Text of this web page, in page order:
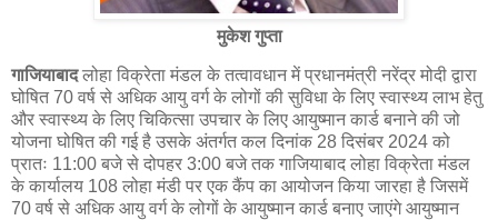
मुकेश गुप्ता
गाजियाबादलोहा विक्रेता मंडल के तत्वावधान में प्रधानमंत्री नरेंद्र मोदी द्वारा
घोषित 70 वर्ष से अधिक आयु वर्ग के लोगों की सुविधा के लिए स्वास्थ्य लाभ हेतु
और स्वास्थ्य के लिए चिकित्सा उपचार के लिए आयुष्मान कार्ड बनाने की जो
योजना घोषित की गई है उसके अंतर्गत कल दिनांक 28 दिसंबर 2024 को
प्रातः 11:00 बजे से दोपहर 3:00 बजे तक गाजियाबाद लोहा विक्रेता मंडल
के कार्यालय 108 लोहा मंडी पर एक कैंप का आयोजन किया जारहा है जिसमें
70 वर्ष से अधिक आयु वर्ग के लोगों के आयुष्मान कार्ड बनाए जाएंगे आयुष्मान